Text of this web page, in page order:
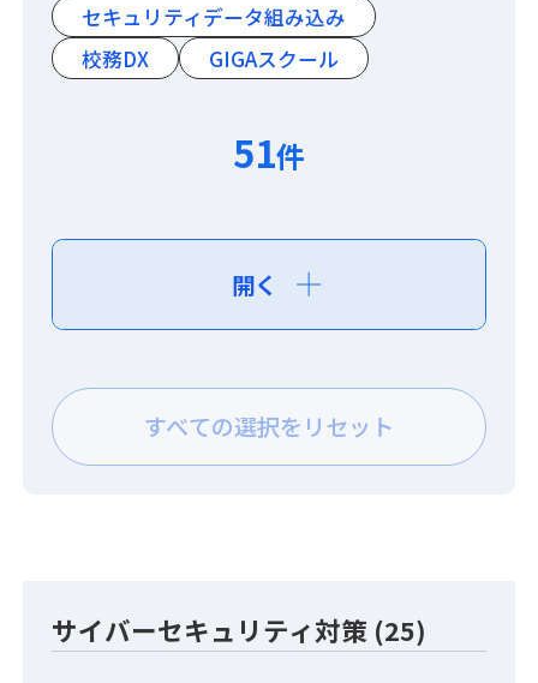
セキュリティデータ組み込み
校務DX
GIGAスクール
51件
開く
すべての選択をリセット
サイバーセキュリティ対策 (25)